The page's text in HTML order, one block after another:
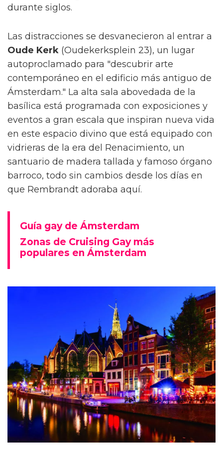
durante siglos.
Las distracciones se desvanecieron al entrar a
Oude Kerk (Oudekerksplein 23), un lugar
autoproclamado para "descubrir arte
contemporáneo en el edificio más antiguo de
Ámsterdam." La alta sala abovedada de la
basílica está programada con exposiciones y
eventos a gran escala que inspiran nueva vida
en este espacio divino que está equipado con
vidrieras de la era del Renacimiento, un
santuario de madera tallada y famoso órgano
barroco, todo sin cambios desde los días en
que Rembrandt adoraba aquí.
Guía gay de Ámsterdam
Zonas de Cruising Gay más
populares en Ámsterdam